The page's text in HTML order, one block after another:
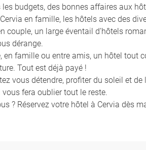
budgets, des bonnes affaires aux
en famille, les hôtels avec des
couple, un large éventail d’hôtels
dérange.
en famille ou entre amis, un hôtel tout
Tout est déjà payé !
vous détendre, profiter du soleil et
fera oublier tout le reste.
? Réservez votre hôtel à Cervia dès